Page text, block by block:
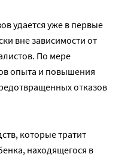
удается уже в первые
вне зависимости от
По мере
опыта и повышения
отказов
которые тратит
находящегося в